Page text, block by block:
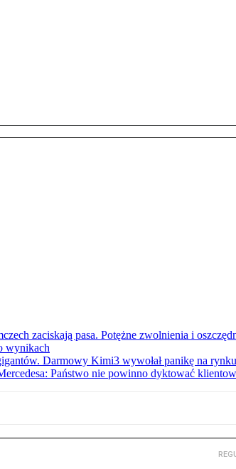
zaciskają pasa. Potężne zwolnienia i
wynikach
Darmowy Kimi3 wywołał panikę na rynku
Państwo nie powinno dyktować